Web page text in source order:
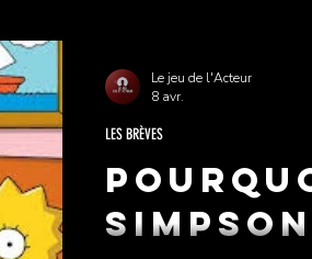
LES BRÈVES
Le jeu de l'Acteur
8 avr.